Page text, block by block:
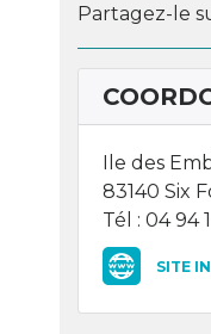
Partagez-le
Ile des
83140 Six
Tél : 04 94
SITE